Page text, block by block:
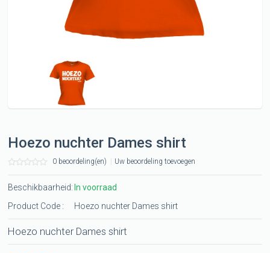
Hoezo nuchter Dames shirt
0 beoordeling(en) Uw beoordeling toevoegen
Beschikbaarheid: In voorraad
Product Code :
Hoezo nuchter Dames shirt
Hoezo nuchter Dames shirt